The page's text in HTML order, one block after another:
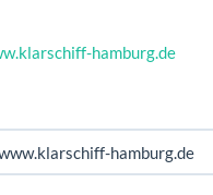
hamburg.de